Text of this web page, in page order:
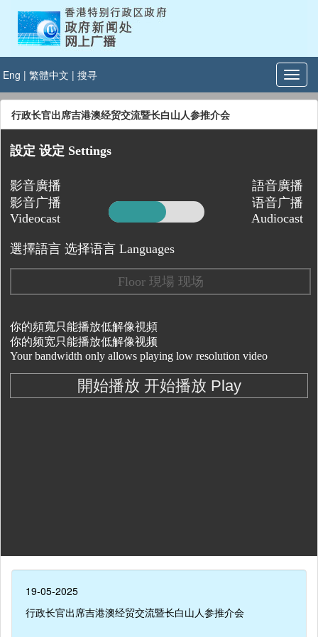
Eng | 繁體中文 | 搜寻
行政长官出席吉港澳经贸交流暨长白山人参推介会
19-05-2025
行政长官出席吉港澳经贸交流暨长白山人参推介会